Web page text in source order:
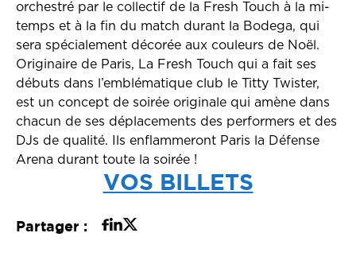
orchestré par le collectif de la Fresh Touch à la mi-
temps et à la fin du match durant la Bodega, qui
sera spécialement décorée aux couleurs de Noël.
Originaire de Paris, La Fresh Touch qui a fait ses
débuts dans l’emblématique club le Titty Twister,
est un concept de soirée originale qui amène dans
chacun de ses déplacements des performers et des
DJs de qualité. Ils enflammeront Paris la Défense
Arena durant toute la soirée !
VOS BILLETS
Partager :